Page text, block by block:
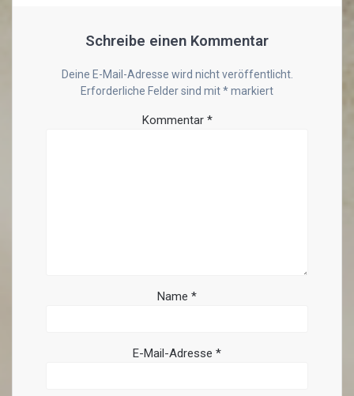
Schreibe einen Kommentar
Deine E-Mail-Adresse wird nicht veröffentlicht.
Erforderliche Felder sind mit*markiert
Kommentar *
Name *
E-Mail-Adresse *